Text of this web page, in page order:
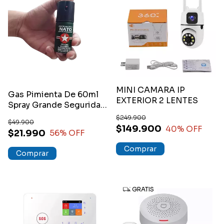
Gas Pimienta De 60ml
Spray Grande Seguridad
$21.990
$49.900
56% OFF
MINI CAMARA IP
EXTERIOR 2 LENTES
$149.900
$249.900
40% OFF
GRATIS